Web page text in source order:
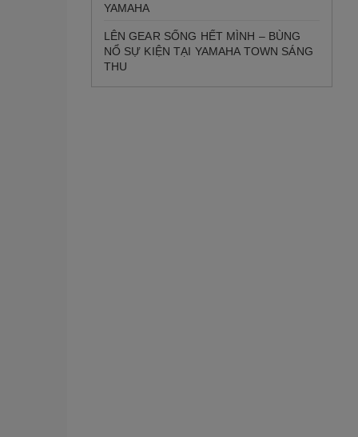
YAMAHA
LÊN GEAR SỐNG HẾT MÌNH – BÙNG
NỔ SỰ KIỆN TẠI YAMAHA TOWN SÁNG
THU